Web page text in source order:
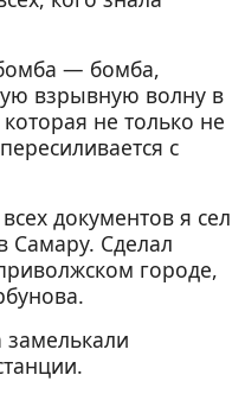
— бомба,
взрывную волну в
не только не
с
документов я сел
Самару. Сделал
городе,